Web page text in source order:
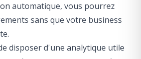
automatique, vous pourrez
sans que votre business
disposer d'une analytique utile